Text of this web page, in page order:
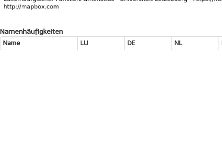
Namenhäufigkeiten
Name LU DE NL